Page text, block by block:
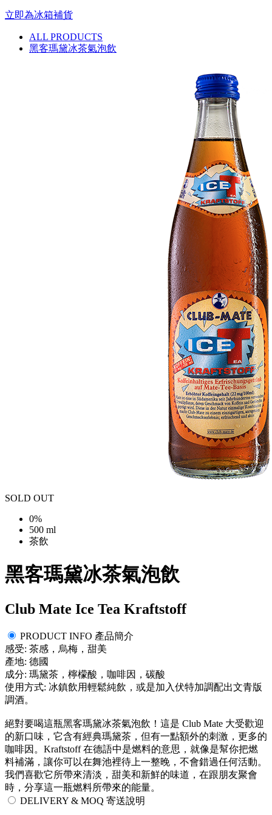
立即為冰箱補貨
ALL PRODUCTS
黑客瑪黛冰茶氣泡飲
SOLD OUT
0%
500 ml
茶飲
黑客瑪黛冰茶氣泡飲
Club Mate Ice Tea Kraftstoff
PRODUCT INFO 產品簡介
感受: 茶感，烏梅，甜美
產地: 德國
成分: 瑪黛茶，檸檬酸，咖啡因，碳酸
使用方式: 冰鎮飲用輕鬆純飲，或是加入伏特加調配出文青版
調酒。
絕對要喝這瓶黑客瑪黛冰茶氣泡飲！這是 Club Mate 大受歡迎
的新口味，它含有經典瑪黛茶，但有一點額外的刺激，更多的
咖啡因。Kraftstoff 在德語中是燃料的意思，就像是幫你把燃
料補滿，讓你可以在舞池裡待上一整晚，不會錯過任何活動。
我們喜歡它所帶來清淡，甜美和新鮮的味道，在跟朋友聚會
時，分享這一瓶燃料所帶來的能量。
DELIVERY & MOQ 寄送說明